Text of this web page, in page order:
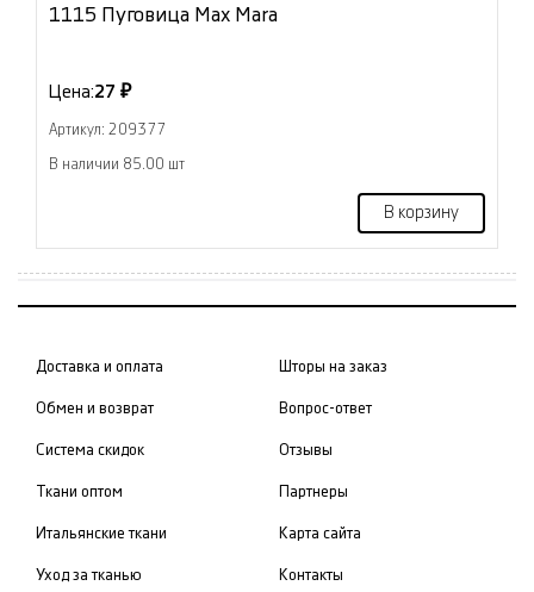
1115 Пуговица Max Mara
Цена:27 ₽
Артикул: 209377
В наличии 85.00 шт
В корзину
Доставка и оплата
Обмен и возврат
Система скидок
Ткани оптом
Итальянские ткани
Уход за тканью
Шторы на заказ
Вопрос-ответ
Отзывы
Партнеры
Карта сайта
Контакты